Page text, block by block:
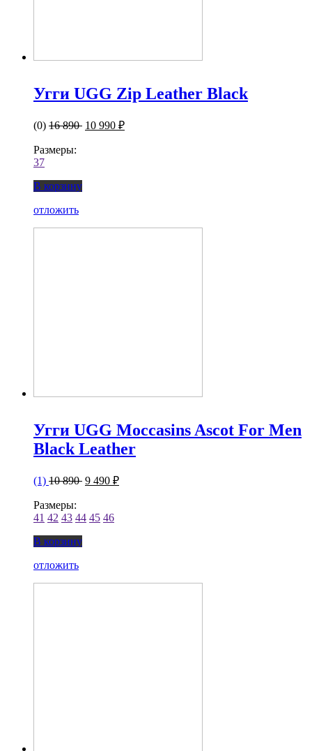
Угги UGG Zip Leather Black
(0) 16 890 10 990 ₽
Размеры:
37
В корзину
отложить
Угги UGG Moccasins Ascot For Men
Black Leather
(1) 10 890 9 490 ₽
Размеры:
41 42 43 44 45 46
В корзину
отложить